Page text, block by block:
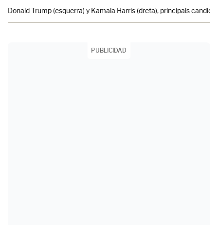
Donald Trump (esquerra) y Kamala Harris (dreta), principals
PUBLICIDAD